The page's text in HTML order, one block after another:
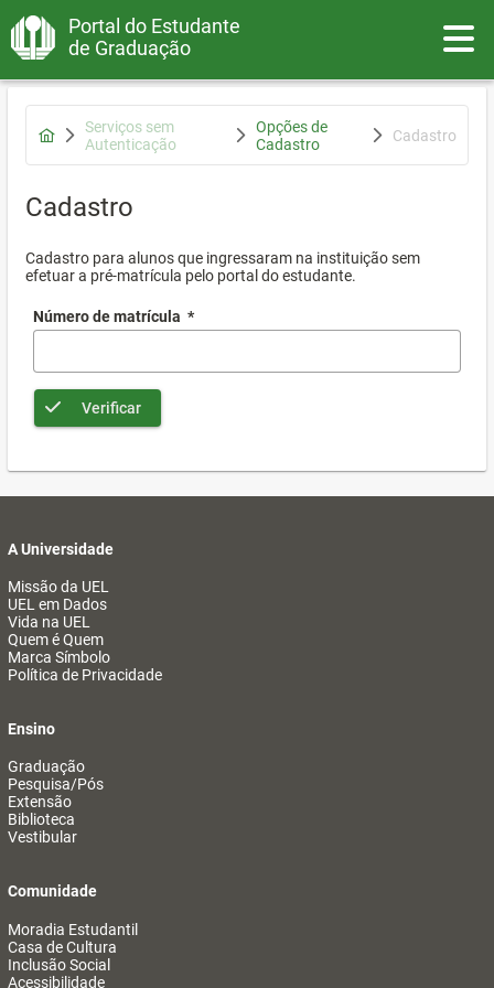
Portal do Estudante
de Graduação
Serviços sem
Autenticação
Opções de
Cadastro
Cadastro
Cadastro
Cadastro para alunos que ingressaram na instituição sem
efetuar a pré-matrícula pelo portal do estudante.
Número de matrícula *
Verificar
A Universidade
Missão da UEL
UEL em Dados
Vida na UEL
Quem é Quem
Marca Símbolo
Política de Privacidade
Ensino
Graduação
Pesquisa/Pós
Extensão
Biblioteca
Vestibular
Comunidade
Moradia Estudantil
Casa de Cultura
Inclusão Social
Acessibilidade